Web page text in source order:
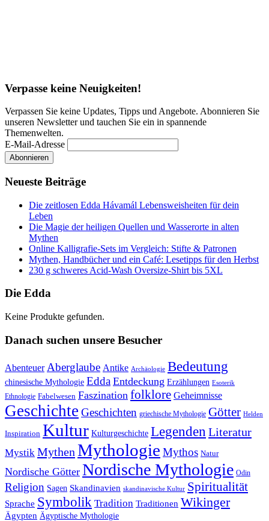
Verpasse keine Neuigkeiten!
Verpassen Sie keine Updates, Tipps und Angebote. Abonnieren Sie
unseren Newsletter und tauchen Sie ein in spannende
Themenwelten.
E-Mail-Adresse
Neueste Beiträge
Die zeitlosen Edda Hávamál Lebensweisheiten für dein
Leben
Die Magie der heiligen Quellen und Wasserorte in alten
Mythen
Online Kalligrafie‑Sets im Vergleich: Stifte & Patronen
Mythen, Handbücher und ein Café: Lesetipps für den Herbst
230 g schweres Acid-Wash Oversize-Shirt bis 5XL
Die Edda
Keine Produkte gefunden.
Danach suchen unsere Besucher
Abenteuer Aberglaube Antike Archäologie Bedeutung
chinesische Mythologie Edda Entdeckung Erzählungen Esoterik
Ethnologie Fabelwesen Faszination folklore Geheimnisse
Geschichte Geschichten griechische Mythologie Götter Helden
Inspiration Kultur Kulturgeschichte Legenden Literatur
Mystik Mythen Mythologie Mythos Natur
Nordische Götter Nordische Mythologie Odin
Religion Sagen Skandinavien skandinavische Kultur Spiritualität
Sprache Symbolik Tradition Traditionen Wikinger
Ägypten Ägyptische Mythologie